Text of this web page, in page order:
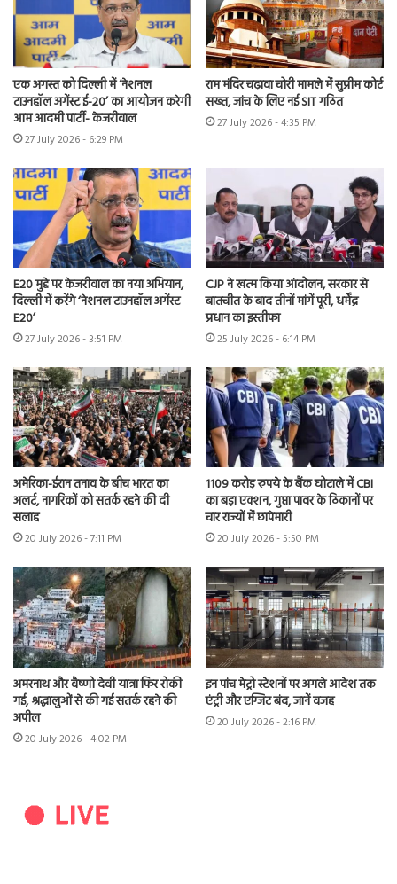
एक अगस्त को दिल्ली में ‘नेशनल
टाउनहॉल अगेंस्ट ई-20’ का आयोजन करेगी
आम आदमी पार्टी- केजरीवाल
27 July 2026 - 6:29 PM
राम मंदिर चढ़ावा चोरी मामले में सुप्रीम कोर्ट
सख्त, जांच के लिए नई SIT गठित
27 July 2026 - 4:35 PM
E20 मुद्दे पर केजरीवाल का नया अभियान,
दिल्ली में करेंगे ‘नेशनल टाउनहॉल अगेंस्ट
E20’
27 July 2026 - 3:51 PM
CJP ने खत्म किया आंदोलन, सरकार से
बातचीत के बाद तीनों मांगें पूरी, धर्मेंद्र
प्रधान का इस्तीफा
25 July 2026 - 6:14 PM
अमेरिका-ईरान तनाव के बीच भारत का
अलर्ट, नागरिकों को सतर्क रहने की दी
सलाह
20 July 2026 - 7:11 PM
1109 करोड़ रुपये के बैंक घोटाले में CBI
का बड़ा एक्शन, गुप्ता पावर के ठिकानों पर
चार राज्यों में छापेमारी
20 July 2026 - 5:50 PM
अमरनाथ और वैष्णो देवी यात्रा फिर रोकी
गई, श्रद्धालुओं से की गई सतर्क रहने की
अपील
20 July 2026 - 4:02 PM
इन पांच मेट्रो स्टेशनों पर अगले आदेश तक
एंट्री और एग्जिट बंद, जानें वजह
20 July 2026 - 2:16 PM